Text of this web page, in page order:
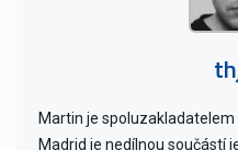
Martin je spoluzakladatelem
Madrid je nedílnou součástí